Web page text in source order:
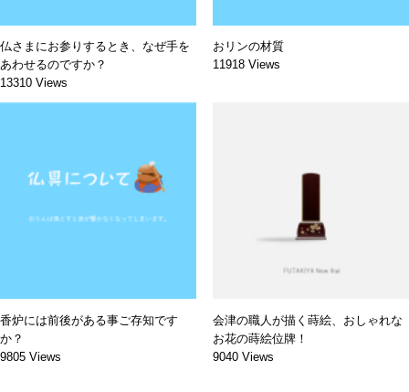
仏さまにお参りするとき、なぜ手を
あわせるのですか？
13310 Views
おリンの材質
11918 Views
香炉には前後がある事ご存知です
か？
9805 Views
会津の職人が描く蒔絵、おしゃれな
お花の蒔絵位牌！
9040 Views